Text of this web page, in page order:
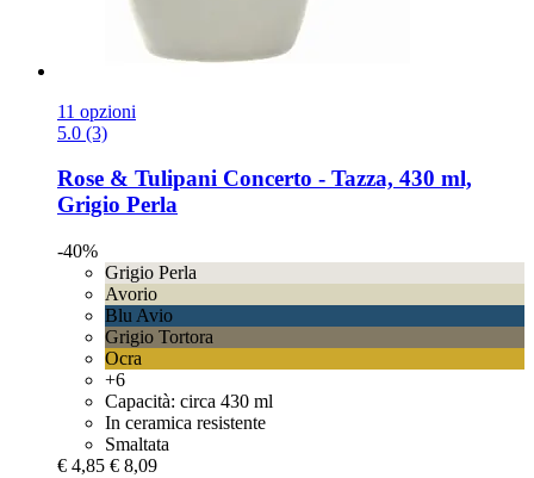
11 opzioni
5.0 (3)
Rose & Tulipani Concerto -​ Tazza, 430 ml,
Grigio Perla
-40%
Grigio Perla
Avorio
Blu Avio
Grigio Tortora
Ocra
+6
Capacità: circa 430 ml
In ceramica resistente
Smaltata
€ 4,85 € 8,09